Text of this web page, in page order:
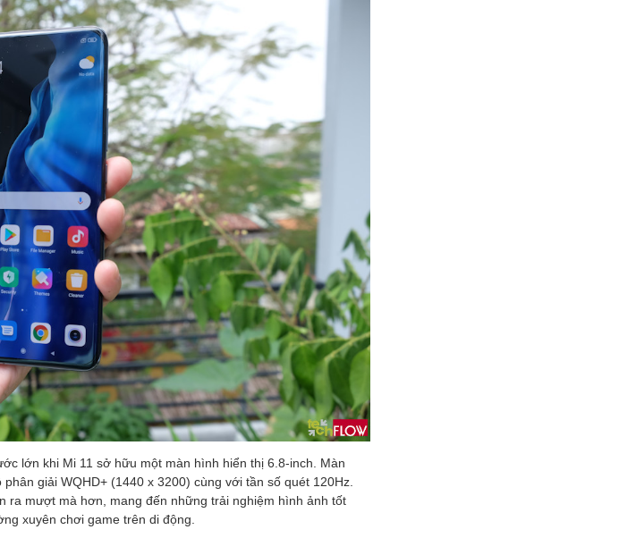
lớn khi Mi 11 sở hữu một màn hình hiển thị 6.8-inch. Màn
giải WQHD+ (1440 x 3200) cùng với tần số quét 120Hz.
ra mượt mà hơn, mang đến những trải nghiệm hình ảnh tốt
xuyên chơi game trên di động.